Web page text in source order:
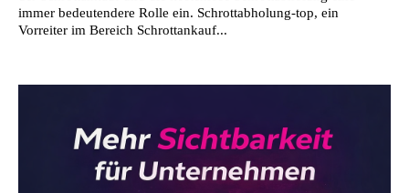
immer bedeutendere Rolle ein. Schrottabholung-top, ein
Vorreiter im Bereich Schrottankauf...